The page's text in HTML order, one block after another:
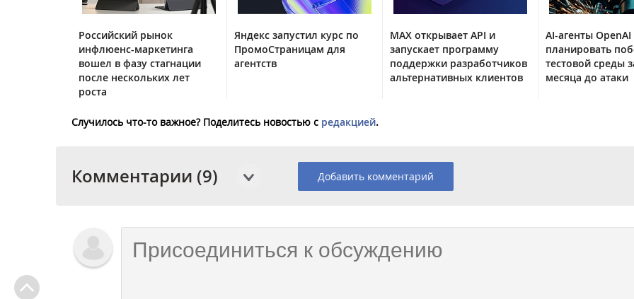
Российский рынок
инфлюенс-маркетинга
вошел в фазу стагнации
после нескольких лет
роста
Яндекс запустил курс по
ПромоСтраницам для
агентств
MAX открывает API и
запускает программу
поддержки разработчиков
альтернативных клиентов
AI-агенты
планировать
тестовой среды
месяца до атаки
Случилось что-то важное? Поделитесь новостью с редакцией.
Комментарии (9) Добавить комментарий